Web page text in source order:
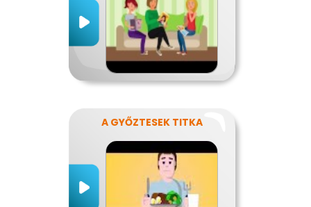
A GYŐZTESEK TITKA